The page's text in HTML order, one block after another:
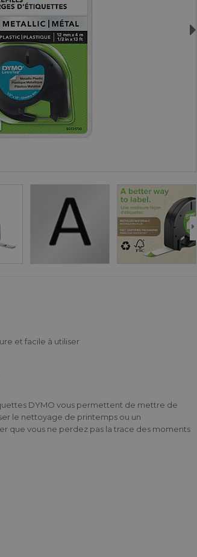
Next
et facile à utiliser
DYMO vous permettent de mettre de
le nettoyage de printemps ou un
que vous ne perdez pas la trace des moments